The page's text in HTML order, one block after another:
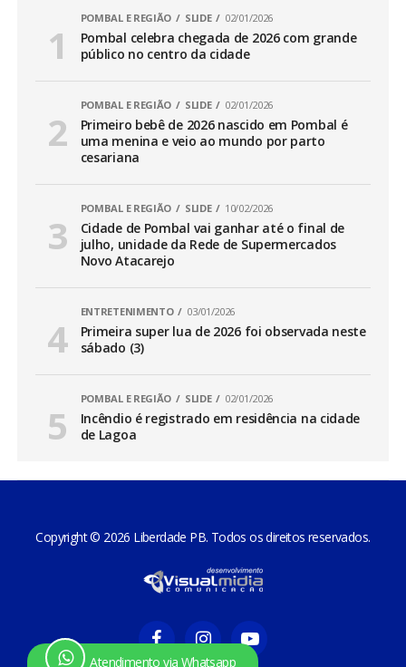
POMBAL E REGIÃO SLIDE 02/01/2026
Pombal celebra chegada de 2026 com grande
público no centro da cidade
POMBAL E REGIÃO SLIDE 02/01/2026
Primeiro bebê de 2026 nascido em Pombal é
uma menina e veio ao mundo por parto
cesariana
POMBAL E REGIÃO SLIDE 10/02/2026
Cidade de Pombal vai ganhar até o final de
julho, unidade da Rede de Supermercados
Novo Atacarejo
ENTRETENIMENTO 03/01/2026
Primeira super lua de 2026 foi observada neste
sábado (3)
POMBAL E REGIÃO SLIDE 02/01/2026
Incêndio é registrado em residência na cidade
de Lagoa
Atendimento via Whatsapp
Copyright © 2026 Liberdade PB. Todos os direitos reservados.